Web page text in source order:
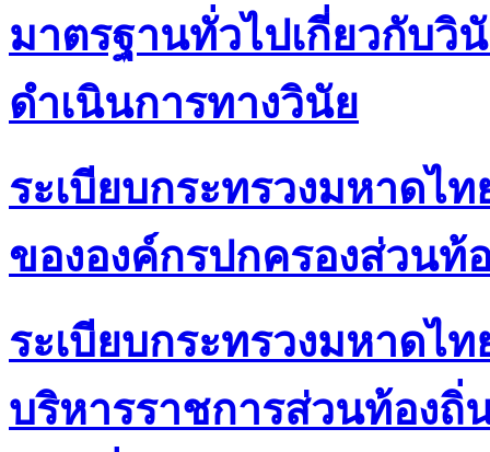
มาตรฐานทั่วไปเกี่ยวกับวิ
ดำเนินการทางวินัย
ระเบียบกระทรวงมหาดไ
ขององค์กรปกครองส่วนท้
ระเบียบกระทรวงมหาดไ
บริหารราชการส่วนท้องถิ่